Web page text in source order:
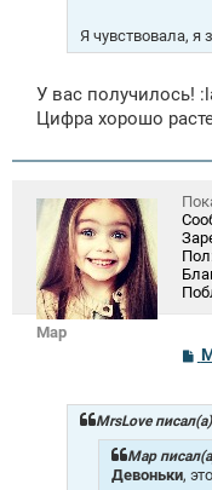
Я чувствовала, я
У вас получилось!
Цифра хорошо
Mар
С
о
б
щ
е
н
и
MrsLove
Mар
Девоньки,